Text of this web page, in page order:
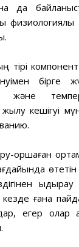
да
тірі
бірге
кешігуі
қоршаған
өтетін
кезде ғана
егер олар